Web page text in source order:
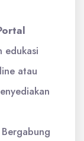
edukasi
atau
Bergabung